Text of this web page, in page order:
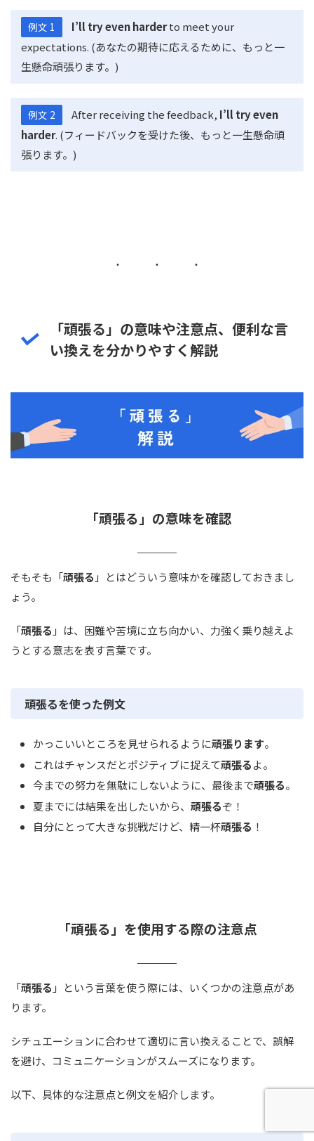
例文 1 I’ll try even harderto meet your
expectations. (あなたの期待に応えるために、もっと一
生懸命頑張ります。)
例文 2 After receiving the feedback, I’ll try even
harder. (フィードバックを受けた後、もっと一生懸命頑
張ります。)
「頑張る」の意味や注意点、便利な言
い換えを分かりやすく解説
「頑張る」の意味を確認
そもそも「頑張る 」とはどういう意味かを確認しておきまし
ょう。
「頑張る 」は、困難や苦境に立ち向かい、力強く乗り越えよ
うとする意志を表す言葉です。
頑張るを使った例文
かっこいいところを見せられるように頑張ります。
これはチャンスだとポジティブに捉えて頑張るよ。
今までの努力を無駄にしないように、最後まで頑張る。
夏までには結果を出したいから、 頑張るぞ！
自分にとって大きな挑戦だけど、精一杯頑張る ！
「頑張る」を使用する際の注意点
「頑張る 」という言葉を使う際には、いくつかの注意点があ
ります。
シチュエーションに合わせて適切に言い換えることで、誤解
を避け、コミュニケーションがスムーズになります。
以下、具体的な注意点と例文を紹介します。